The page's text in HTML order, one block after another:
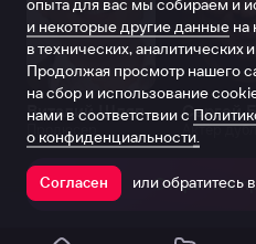
Виталий Шляппо
Продюсер Актёр
Открыть в
опыта для вас мы собираем и
и некоторые другие данные на
в технических, аналитических
Продолжая просмотр нашего
на сбор и использование
нами в соответствии с
о конфиденциальности.
Согласен или обратитесь в